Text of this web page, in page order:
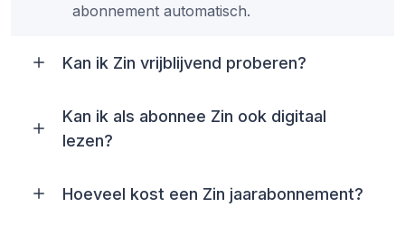
abonnement automatisch.
Kan ik Zin vrijblijvend proberen?
Kan ik als abonnee Zin ook digitaal
lezen?
Hoeveel kost een Zin jaarabonnement?